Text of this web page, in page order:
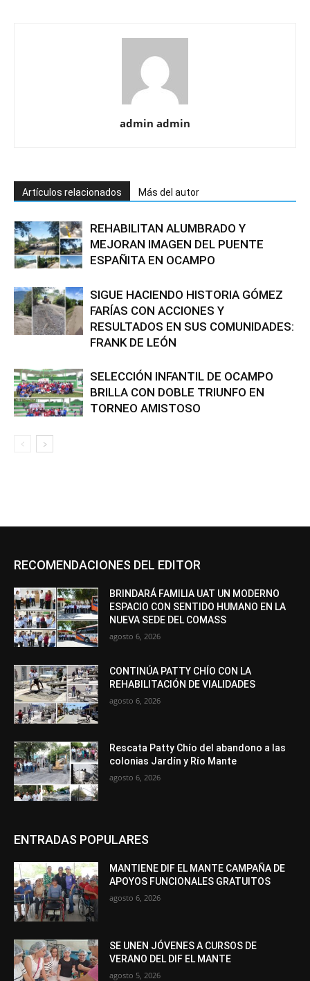
admin admin
Artículos relacionados Más del autor
REHABILITAN ALUMBRADO Y
MEJORAN IMAGEN DEL PUENTE
ESPAÑITA EN OCAMPO
SIGUE HACIENDO HISTORIA GÓMEZ
FARÍAS CON ACCIONES Y
RESULTADOS EN SUS COMUNIDADES:
FRANK DE LEÓN
SELECCIÓN INFANTIL DE OCAMPO
BRILLA CON DOBLE TRIUNFO EN
TORNEO AMISTOSO
RECOMENDACIONES DEL EDITOR
BRINDARÁ FAMILIA UAT UN MODERNO
ESPACIO CON SENTIDO HUMANO EN LA
NUEVA SEDE DEL COMASS
agosto 6, 2026
CONTINÚA PATTY CHÍO CON LA
REHABILITACIÓN DE VIALIDADES
agosto 6, 2026
Rescata Patty Chío del abandono a las
colonias Jardín y Río Mante
agosto 6, 2026
ENTRADAS POPULARES
MANTIENE DIF EL MANTE CAMPAÑA DE
APOYOS FUNCIONALES GRATUITOS
agosto 6, 2026
SE UNEN JÓVENES A CURSOS DE
VERANO DEL DIF EL MANTE
agosto 5, 2026